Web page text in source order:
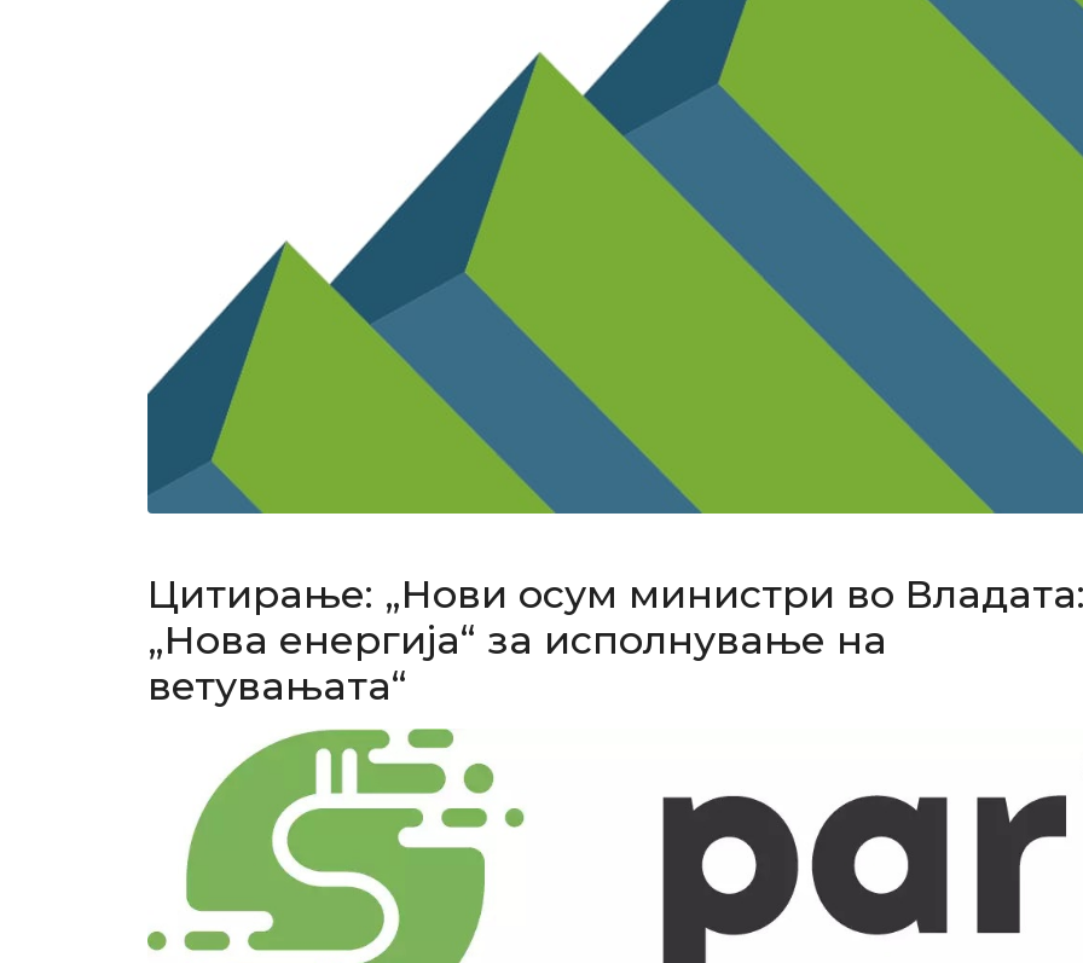
Цитирање: „Нови осум министри во
„Нова енергија“ за исполнување на
ветувањата“